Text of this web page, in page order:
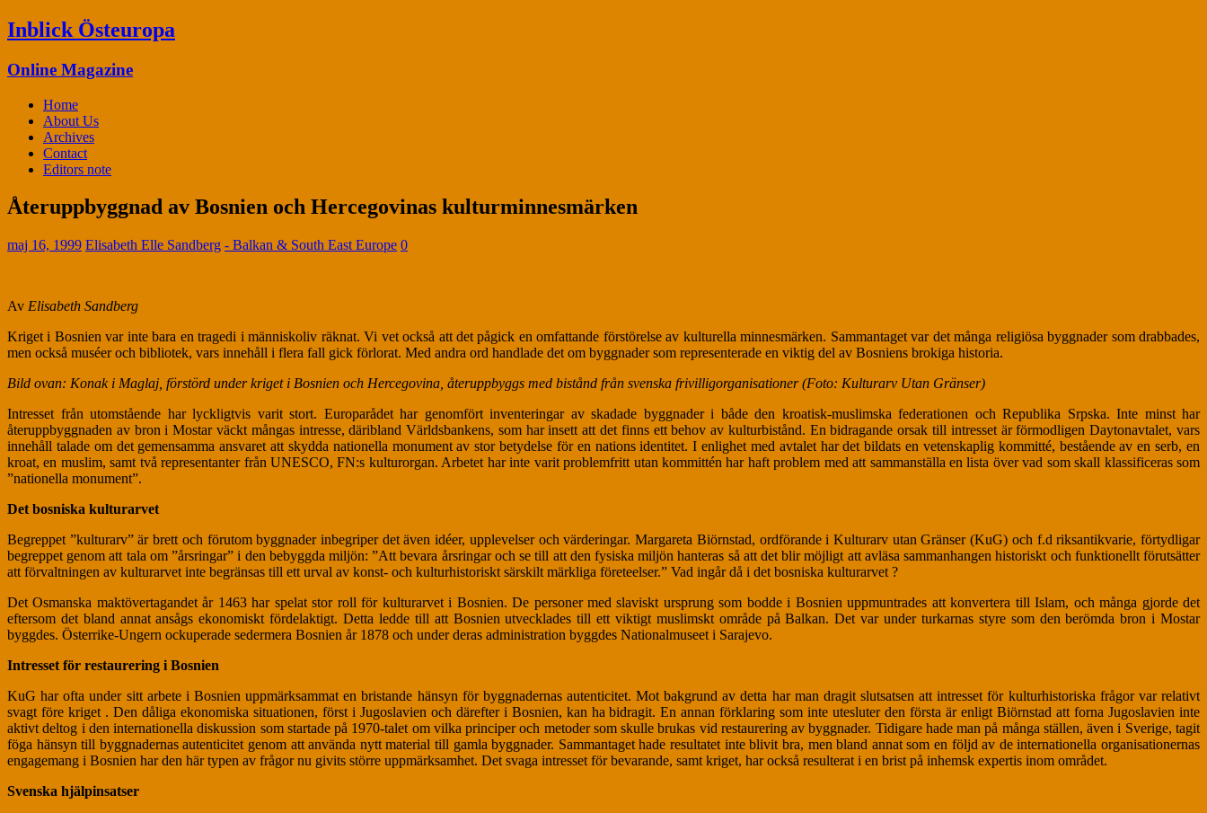
Inblick Östeuropa
Online Magazine
Home
About Us
Archives
Contact
Editors note
Återuppbyggnad av Bosnien och Hercegovinas kulturminnesmärken
maj 16, 1999 Elisabeth Elle Sandberg - Balkan & South East Europe 0
Av Elisabeth Sandberg
Kriget i Bosnien var inte bara en tragedi i människoliv räknat. Vi vet också att det pågick en omfattande förstörelse av kulturella minnesmärken. Sammantaget var det många religiösa byggnader som drabbades,
men också muséer och bibliotek, vars innehåll i flera fall gick förlorat. Med andra ord handlade det om byggnader som representerade en viktig del av Bosniens brokiga historia.
Bild ovan: Konak i Maglaj, förstörd under kriget i Bosnien och Hercegovina, återuppbyggs med bistånd från svenska frivilligorganisationer (Foto: Kulturarv Utan Gränser)
Intresset från utomstående har lyckligtvis varit stort. Europarådet har genomfört inventeringar av skadade byggnader i både den kroatisk-muslimska federationen och Republika Srpska. Inte minst har
återuppbyggnaden av bron i Mostar väckt mångas intresse, däribland Världsbankens, som har insett att det finns ett behov av kulturbistånd. En bidragande orsak till intresset är förmodligen Daytonavtalet, vars
innehåll talade om det gemensamma ansvaret att skydda nationella monument av stor betydelse för en nations identitet. I enlighet med avtalet har det bildats en vetenskaplig kommitté, bestående av en serb, en
kroat, en muslim, samt två representanter från UNESCO, FN:s kulturorgan. Arbetet har inte varit problemfritt utan kommittén har haft problem med att sammanställa en lista över vad som skall klassificeras som
”nationella monument”.
Det bosniska kulturarvet
Begreppet ”kulturarv” är brett och förutom byggnader inbegriper det även idéer, upplevelser och värderingar. Margareta Biörnstad, ordförande i Kulturarv utan Gränser (KuG) och f.d riksantikvarie, förtydligar
begreppet genom att tala om ”årsringar” i den bebyggda miljön: ”Att bevara årsringar och se till att den fysiska miljön hanteras så att det blir möjligt att avläsa sammanhangen historiskt och funktionellt förutsätter
att förvaltningen av kulturarvet inte begränsas till ett urval av konst- och kulturhistoriskt särskilt märkliga företeelser.” Vad ingår då i det bosniska kulturarvet ?
Det Osmanska maktövertagandet år 1463 har spelat stor roll för kulturarvet i Bosnien. De personer med slaviskt ursprung som bodde i Bosnien uppmuntrades att konvertera till Islam, och många gjorde det
eftersom det bland annat ansågs ekonomiskt fördelaktigt. Detta ledde till att Bosnien utvecklades till ett viktigt muslimskt område på Balkan. Det var under turkarnas styre som den berömda bron i Mostar
byggdes. Österrike-Ungern ockuperade sedermera Bosnien år 1878 och under deras administration byggdes Nationalmuseet i Sarajevo.
Intresset för restaurering i Bosnien
KuG har ofta under sitt arbete i Bosnien uppmärksammat en bristande hänsyn för byggnadernas autenticitet. Mot bakgrund av detta har man dragit slutsatsen att intresset för kulturhistoriska frågor var relativt
svagt före kriget . Den dåliga ekonomiska situationen, först i Jugoslavien och därefter i Bosnien, kan ha bidragit. En annan förklaring som inte utesluter den första är enligt Biörnstad att forna Jugoslavien inte
aktivt deltog i den internationella diskussion som startade på 1970-talet om vilka principer och metoder som skulle brukas vid restaurering av byggnader. Tidigare hade man på många ställen, även i Sverige, tagit
föga hänsyn till byggnadernas autenticitet genom att använda nytt material till gamla byggnader. Sammantaget hade resultatet inte blivit bra, men bland annat som en följd av de internationella organisationernas
engagemang i Bosnien har den här typen av frågor nu givits större uppmärksamhet. Det svaga intresset för bevarande, samt kriget, har också resulterat i en brist på inhemsk expertis inom området.
Svenska hjälpinsatser